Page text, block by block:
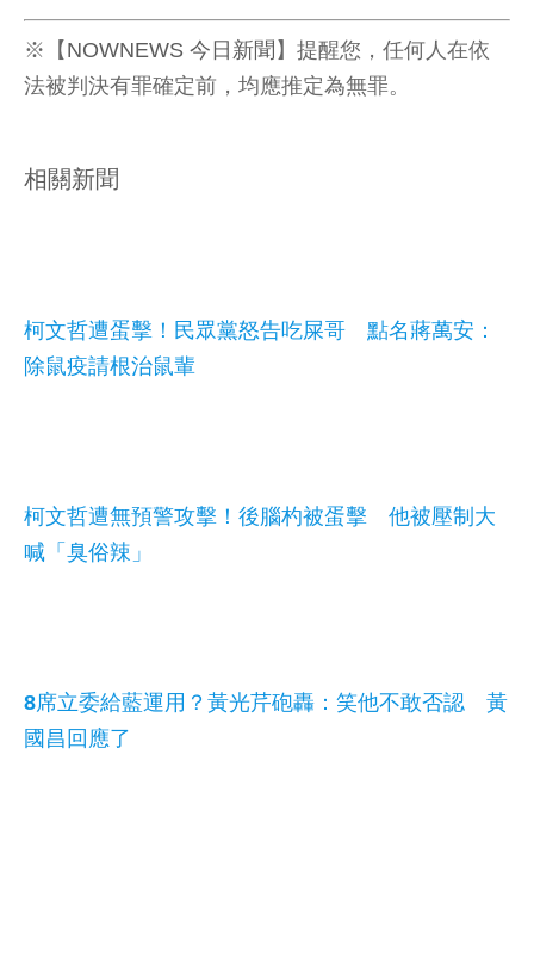
※【 NOWNEWS 今日新聞 】提醒您，任何人在依
法被判決有罪確定前，均應推定為無罪。
相關新聞
柯文哲遭蛋擊！民眾黨怒告吃屎哥 點名蔣萬安：
除鼠疫請根治鼠輩
柯文哲遭無預警攻擊！後腦杓被蛋擊 他被壓制大
喊「臭俗辣」
8席立委給藍運用？黃光芹砲轟：笑他不敢否認 黃
國昌回應了